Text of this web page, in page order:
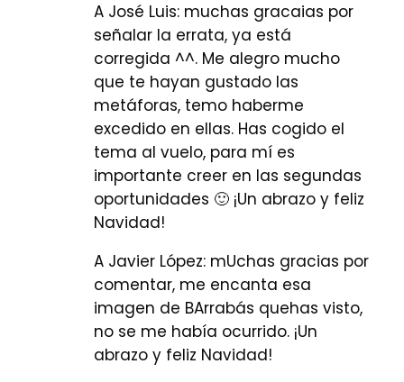
A José Luis: muchas gracaias por
señalar la errata, ya está
corregida ^^. Me alegro mucho
que te hayan gustado las
metáforas, temo haberme
excedido en ellas. Has cogido el
tema al vuelo, para mí es
importante creer en las segundas
oportunidades 🙂 ¡Un abrazo y feliz
Navidad!
A Javier López: mUchas gracias por
comentar, me encanta esa
imagen de BArrabás quehas visto,
no se me había ocurrido. ¡Un
abrazo y feliz Navidad!